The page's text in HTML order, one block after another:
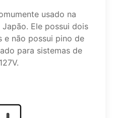
usado na
Ele possui dois
e não possui pino de
para sistemas de